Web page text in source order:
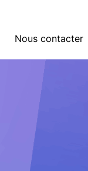
Nous contacter